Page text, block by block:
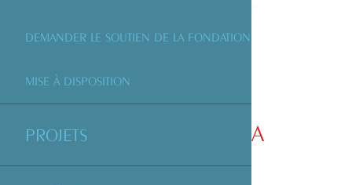
DEMANDER LE SOUTIEN DE LA FONDATION
MISE À DISPOSITION
PROJETS ASSOCIATION ZEA